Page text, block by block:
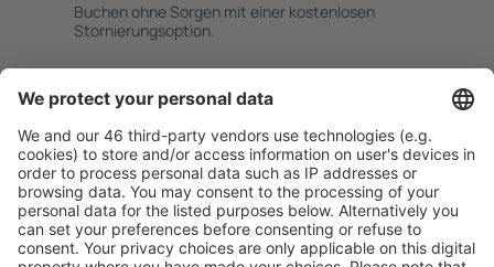
Buchen ohne Sorgen mit einer kostenlosen
Stornierungsoption.
Attraktive Preise und Spezialangebote für eingeloggte
Benutzer.
Unterkünfte, die Sie mögen
Wählen Sie aus über 1,3 Millionen Unterkünften: Hotels,
Hütten, Apartments und andere.